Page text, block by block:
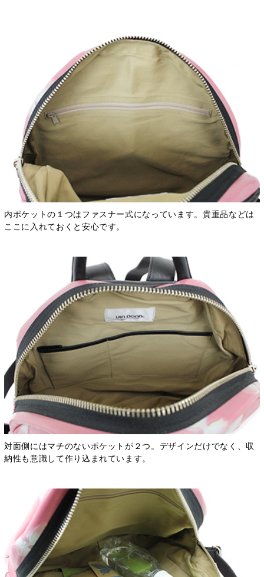
内ポケットの１つはファスナー式になっています。貴重品などは
ここに入れておくと安心です。
対面側にはマチのないポケットが２つ。デザインだけでなく、収
納性も意識して作り込まれています。